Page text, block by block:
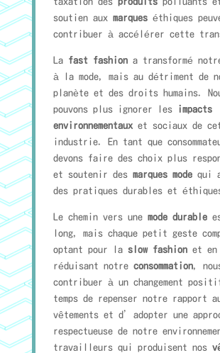
soutien aux marqueséthiques
contribuer à accélérer cette
La fast fashiona transformé
à la mode, mais au détriment de
planète et des droits humains.
pouvons plus ignorer les
impacts
environnementauxet sociaux de
industrie. En tant que
devons faire des choix plus
et soutenir des marques modequi
des pratiques durables et
Le chemin vers une mode durable
long, mais chaque petit geste
optant pour la slow fashionet en
réduisant notre consommation,
contribuer à un changement
temps de repenser notre rapport
vêtements et d’adopter une
respectueuse de notre
travailleurs qui produisent nos